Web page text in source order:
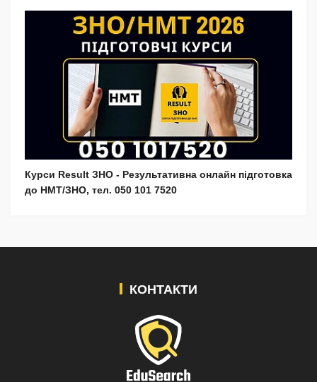
Курси Result ЗНО - Результативна онлайн підготовка
до НМТ/ЗНО, тел. 050 101 7520
КОНТАКТИ